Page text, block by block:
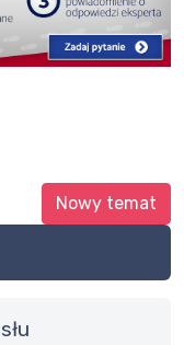
Nowy temat